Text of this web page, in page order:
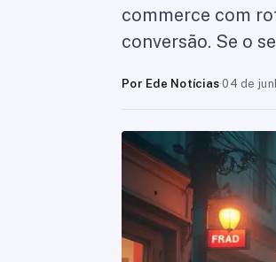
commerce com
conversão. Se o
Por Ede Notícias·04 de